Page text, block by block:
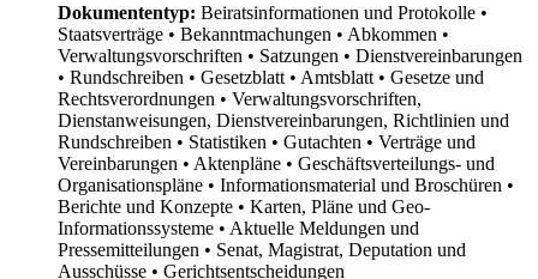
Dokumententyp: Beiratsinformationen und Protokolle •
Staatsverträge • Bekanntmachungen • Abkommen •
Verwaltungsvorschriften • Satzungen • Dienstvereinbarungen
• Rundschreiben • Gesetzblatt • Amtsblatt • Gesetze und
Rechtsverordnungen • Verwaltungsvorschriften,
Dienstanweisungen, Dienstvereinbarungen, Richtlinien und
Rundschreiben • Statistiken • Gutachten • Verträge und
Vereinbarungen • Aktenpläne • Geschäftsverteilungs- und
Organisationspläne • Informationsmaterial und Broschüren •
Berichte und Konzepte • Karten, Pläne und Geo-
Informationssysteme • Aktuelle Meldungen und
Pressemitteilungen • Senat, Magistrat, Deputation und
Ausschüsse • Gerichtsentscheidungen